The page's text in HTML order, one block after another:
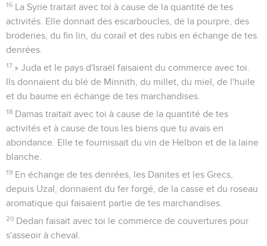
16 La Syrie traitait avec toi à cause de la quantité de tes
activités. Elle donnait des escarboucles, de la pourpre, des
broderies, du fin lin, du corail et des rubis en échange de tes
denrées.
17 » Juda et le pays d'Israël faisaient du commerce avec toi.
Ils donnaient du blé de Minnith, du millet, du miel, de l'huile
et du baume en échange de tes marchandises.
18 Damas traitait avec toi à cause de la quantité de tes
activités et à cause de tous les biens que tu avais en
abondance. Elle te fournissait du vin de Helbon et de la laine
blanche.
19 En échange de tes denrées, les Danites et les Grecs,
depuis Uzal, donnaient du fer forgé, de la casse et du roseau
aromatique qui faisaient partie de tes marchandises.
20 Dedan faisait avec toi le commerce de couvertures pour
s'asseoir à cheval.